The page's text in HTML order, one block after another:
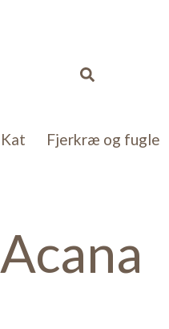
Søg
Kat Fjerkræ og fugle
Acana